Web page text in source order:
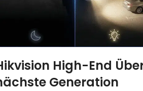
High-End
Generation